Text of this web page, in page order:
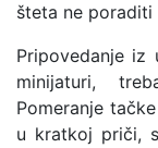
šteta ne poraditi
Pripovedanje iz
minijaturi,
Pomeranje
u kratkoj priči,